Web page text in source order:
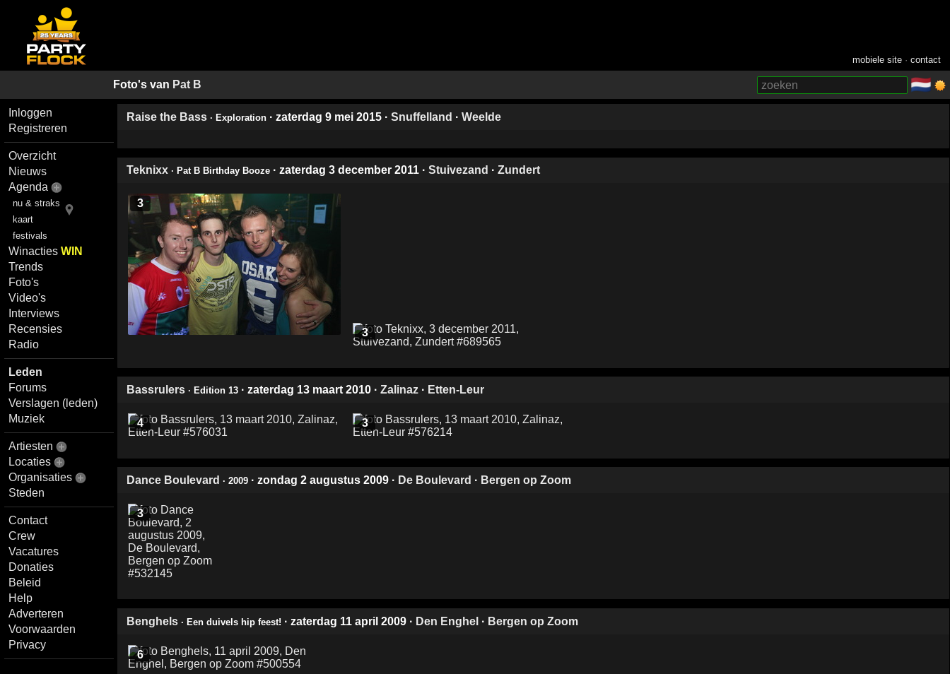
mobiele site ·contact
Foto's van Pat B 🇳🇱
Inloggen
Registreren
Overzicht
Nieuws
Agenda
nu & straks
kaart
festivals
WinactiesWIN
Trends
Foto's
Video's
Interviews
Recensies
Radio
Leden
Forums
Verslagen (leden)
Muziek
Artiesten
Locaties
Organisaties
Steden
Contact
Crew
Vacatures
Donaties
Beleid
Help
Adverteren
Voorwaarden
Privacy
Raise the Bass · Exploration · zaterdag 9 mei 2015 · Snuffelland · Weelde
Teknixx · Pat B Birthday Booze · zaterdag 3 december 2011 · Stuivezand · Zundert
3
3
Bassrulers · Edition 13 · zaterdag 13 maart 2010 · Zalinaz · Etten-Leur
4 3
Dance Boulevard · 2009 · zondag 2 augustus 2009 · De Boulevard · Bergen op Zoom
3
Benghels · Een duivels hip feest! · zaterdag 11 april 2009 · Den Enghel · Bergen op Zoom
6